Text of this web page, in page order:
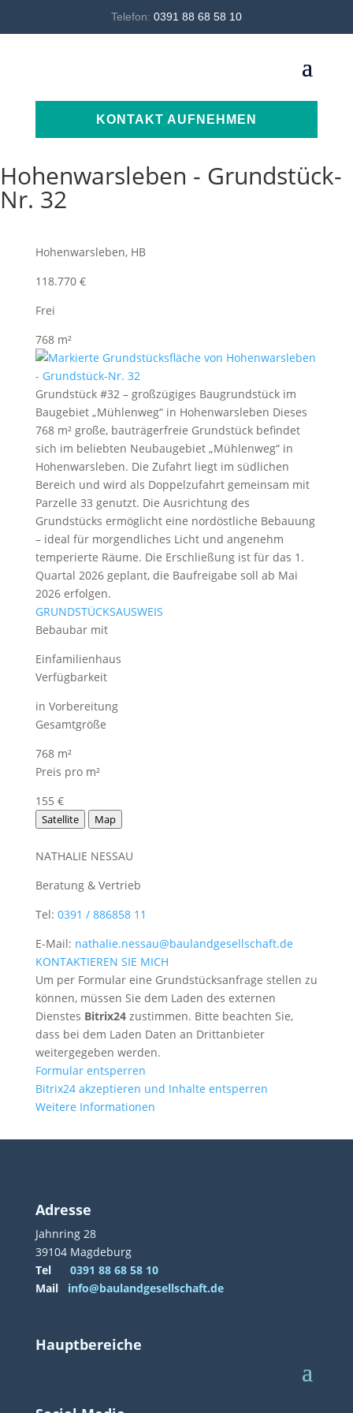
Telefon: 0391 88 68 58 10
KONTAKT AUFNEHMEN
Hohenwarsleben - Grundstück-
Nr. 32
Hohenwarsleben, HB
118.770 €
Frei
768 m²
Grundstück #32 – großzügiges Baugrundstück im
Baugebiet „Mühlenweg“ in Hohenwarsleben Dieses
768 m² große, bauträgerfreie Grundstück befindet
sich im beliebten Neubaugebiet „Mühlenweg“ in
Hohenwarsleben. Die Zufahrt liegt im südlichen
Bereich und wird als Doppelzufahrt gemeinsam mit
Parzelle 33 genutzt. Die Ausrichtung des
Grundstücks ermöglicht eine nordöstliche Bebauung
– ideal für morgendliches Licht und angenehm
temperierte Räume. Die Erschließung ist für das 1.
Quartal 2026 geplant, die Baufreigabe soll ab Mai
2026 erfolgen.
GRUNDSTÜCKSAUSWEIS
Bebaubar mit
Einfamilienhaus
Verfügbarkeit
in Vorbereitung
Gesamtgröße
768 m²
Preis pro m²
155 €
Satellite Map
NATHALIE NESSAU
Beratung & Vertrieb
Tel: 0391 / 886858 11
E-Mail: nathalie.nessau@baulandgesellschaft.de
KONTAKTIEREN SIE MICH
Um per Formular eine Grundstücksanfrage stellen zu
können, müssen Sie dem Laden des externen
Dienstes Bitrix24zustimmen. Bitte beachten Sie,
dass bei dem Laden Daten an Drittanbieter
weitergegeben werden.
Formular entsperren
Bitrix24 akzeptieren und Inhalte entsperren
Weitere Informationen
Adresse
Jahnring 28
39104 Magdeburg
Tel
0391 88 68 58 10
Mail info@baulandgesellschaft.de
Hauptbereiche